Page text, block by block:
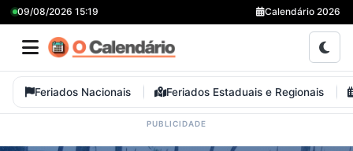
09/08/2026 15:19 Calendário 2026
Feriados Nacionais Feriados Estaduais e Regionais